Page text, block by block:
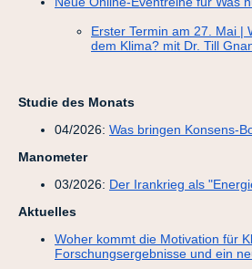
Erster Termin am 27. Mai |
dem Klima? mit Dr. Till
Studie des Monats
04/2026: Was bringen Konsens-
Manometer
03/2026: Der Irankrieg als
Aktuelles
Woher kommt die Motivation für
Forschungsergebnisse und ein